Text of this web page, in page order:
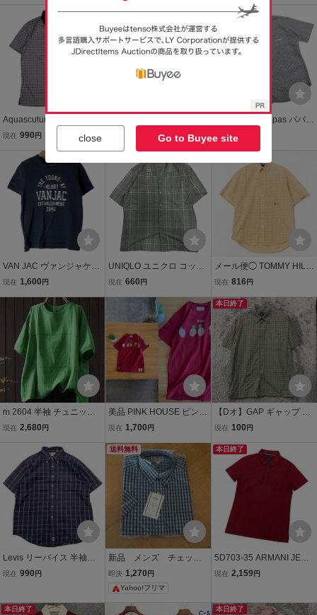
ラデーション シンプル カ
ジュアル トップス メンズ
夏 SIZE:M
本製 綿100% カジュアル
シャツ メンズ トップス 最
落なし
プリントロゴ メンズ Mサ
イズ
Aquascutum アクアスキ
ュータム 半袖ポロシャツ
綿100% コットン ゴルフ
にも メンズ Mサイズ
現在 990 円
イズ 形態安定シャツ 綿10
0% 半袖 ボタンダウン ブ
レスシャツ【送料230円】
本日終了
5NC373-78 Papas パパス
半袖 シャツ カジュアルシ
ットン 綿 100%
現在 2,265
VAN JAC ヴァンジャケッ
ト 半袖Tシャツ カットソ
00% コットン メンズ Mサ
現在 1,600 円
UNIQLO ユニクロ コット
ンリネン シャツ M チェッ
カラー 開襟 綿 麻 トップ
ス メンズ 春夏 定番
現在 660 円
メール便◯ TOMMY HILFI
GER トミーヒルフィガー
ウンシャツ M 綿100％ イ
エロー メンズ トップス カ
ジュアル
現在 816 円
m 2604 半袖 チュニック
トップス ワイシャツ 綿10
リーサイズ ナチュラル グ
リーン
現在 2,680 円
美品 PINK HOUSE ピンク
ハウス パイナップルプリ
ロゴ入ワッペン付きトッ
プス 大人かわいい 綿10
0% レッド赤色系 q
現在 1,700 円
本日終了
【Dオ】GAP ギャップ 半
袖シャツ カジュアルシャ
チェック柄 胸ポケット 綿
100% メンズ トップス 最
落なし
現在 100 円
Levis リーバイス 半袖シ
ャツ チェック柄 ボタンダ
現在 990 円
送料無料
新品 メンズ チェック
半袖シャツ Mサイズ 綿10
0%
即決 1,270 円
Yahoo!フリマ
本日終了
5D703-35 ARMANI JEAN
S アルマーニジーンズ 半
綿 100% レッド メンズ M
現在 2,159円
本日終了 本日終了
close Go to Buyee site